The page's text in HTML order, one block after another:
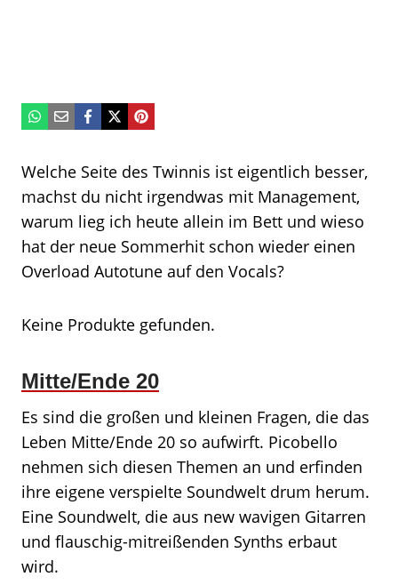
Welche Seite des Twinnis ist eigentlich besser,
machst du nicht irgendwas mit Management,
warum lieg ich heute allein im Bett und wieso
hat der neue Sommerhit schon wieder einen
Overload Autotune auf den Vocals?
Keine Produkte gefunden.
Mitte/Ende 20
Es sind die großen und kleinen Fragen, die das
Leben Mitte/Ende 20 so aufwirft. Picobello
nehmen sich diesen Themen an und erfinden
ihre eigene verspielte Soundwelt drum herum.
Eine Soundwelt, die aus new wavigen Gitarren
und flauschig-mitreißenden Synths erbaut
wird.